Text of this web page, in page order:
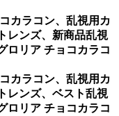
カラコン、乱視用カ
レンズ、新商品乱視
ロリア チョコカラコ
カラコン、乱視用カ
レンズ、ベスト乱視
ロリア チョコカラコ